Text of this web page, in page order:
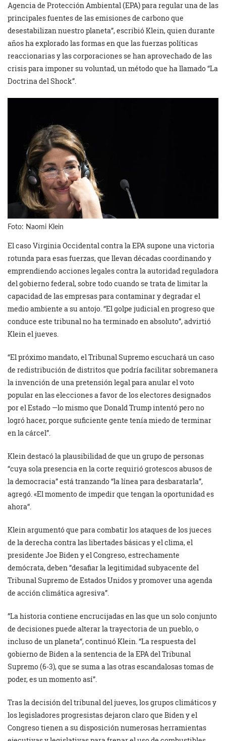
Agencia de Protección Ambiental (EPA) para regular una de las
principales fuentes de las emisiones de carbono que
desestabilizan nuestro planeta”, escribió Klein, quien durante
años ha explorado las formas en que las fuerzas políticas
reaccionarias y las corporaciones se han aprovechado de las
crisis para imponer su voluntad, un método que ha llamado “La
Doctrina del Shock”.
Foto: Naomi Klein
El caso Virginia Occidental contra la EPA supone una victoria
rotunda para esas fuerzas, que llevan décadas coordinando y
emprendiendo acciones legales contra la autoridad reguladora
del gobierno federal, sobre todo cuando se trata de limitar la
capacidad de las empresas para contaminar y degradar el
medio ambiente a su antojo. “El golpe judicial en progreso que
conduce este tribunal no ha terminado en absoluto”, advirtió
Klein el jueves.
“El próximo mandato, el Tribunal Supremo escuchará un caso
de redistribución de distritos que podría facilitar sobremanera
la invención de una pretensión legal para anular el voto
popular en las elecciones a favor de los electores designados
por el Estado —lo mismo que Donald Trump intentó pero no
logró hacer, porque suficiente gente tenía miedo de terminar
en la cárcel”.
Klein destacó la plausibilidad de que un grupo de personas
“cuya sola presencia en la corte requirió grotescos abusos de
la democracia” está tranzando “la línea para desbaratarla”,
agregó. «El momento de impedir que tengan la oportunidad es
ahora“.
Klein argumentó que para combatir los ataques de los jueces
de la derecha contra las libertades básicas y el clima, el
presidente Joe Biden y el Congreso, estrechamente
demócrata, deben “desafiar la legitimidad subyacente del
Tribunal Supremo de Estados Unidos y promover una agenda
de acción climática agresiva”.
”La historia contiene encrucijadas en las que un solo conjunto
de decisiones puede alterar la trayectoria de un pueblo, o
incluso de un planeta“, continuó Klein. “La respuesta del
gobierno de Biden a la sentencia de la EPA del Tribunal
Supremo (6-3), que se suma a las otras escandalosas tomas de
poder, es un momento así”.
Tras la decisión del tribunal del jueves, los grupos climáticos y
los legisladores progresistas dejaron claro que Biden y el
Congreso tienen a su disposición numerosas herramientas